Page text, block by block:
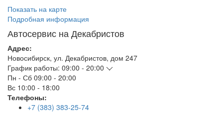
Показать на карте
Подробная информация
Автосервис на Декабристов
Адрес:
Новосибирск, ул. Декабристов, дом 247
График работы: 09:00 - 20:00
Пн - Сб 09:00 - 20:00
Вс 10:00 - 18:00
Телефоны:
+7 (383) 383-25-74